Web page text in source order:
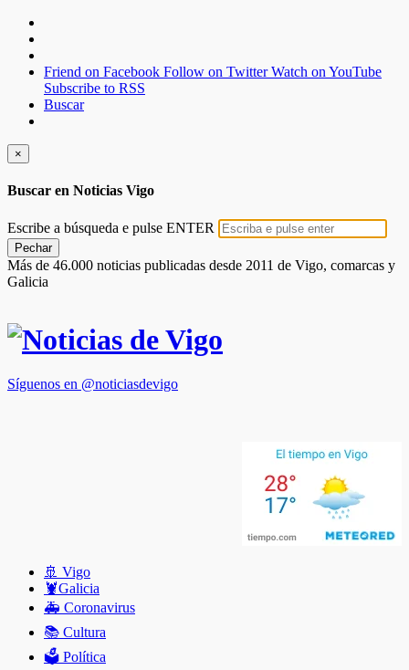
Friend on Facebook Follow on Twitter Watch on YouTube
Subscribe to RSS
Buscar
×
Buscar en Noticias Vigo
Escribe a búsqueda e pulse ENTER
Pechar
Más de 46.000 noticias publicadas desde 2011 de Vigo, comarcas y
Galicia
Síguenos en @noticiasdevigo
🚢 Vigo
🦞️Galicia
🚑 Coronavirus
📚 Cultura
🗳️ Política